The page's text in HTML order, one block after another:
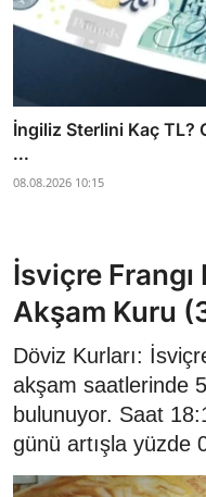
İngiliz Sterlini Kaç TL?
...
08.08.2026 10:15
İsviçre Frangı
Akşam Kuru
Döviz Kurları:
akşam saatlerinde
bulunuyor. Saat
günü artışla yüzde